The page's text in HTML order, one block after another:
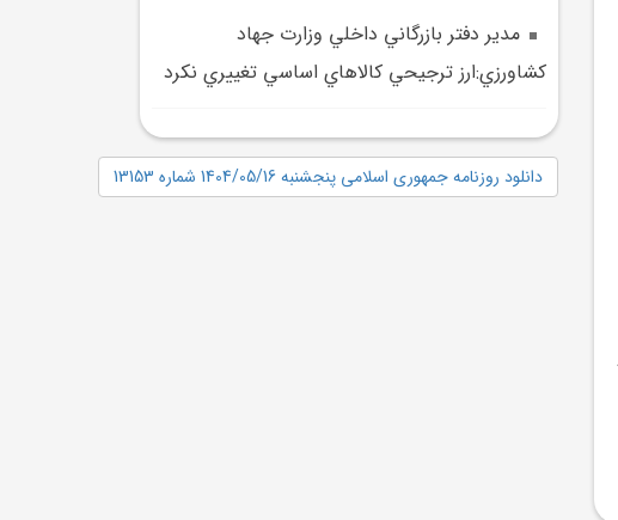
مدير دفتر بازرگاني داخلي وزارت جهاد
کشاورزي:ارز ترجيحي کالا‌هاي اساسي تغييري نکرد
دانلود روزنامه جمهوری اسلامی پنجشنبه 1404/05/16 شماره 13153